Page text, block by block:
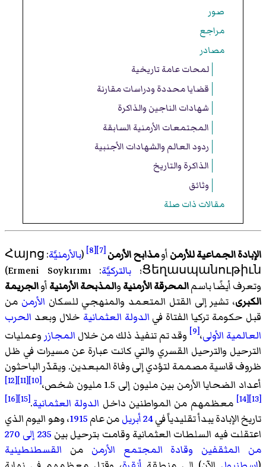
صور
مراجع
مصادر
لمحات عامة تاريخية
قضايا محددة ودراسات مقارنة
شهادات الناجين والذاكرة
المجتمعات الأرمنية السابقة
ردود العالم والشهادات الأجنبية
الذاكرة والتاريخ
وثائق
مقالات ذات صلة
الإبادة الجماعية للأرمنأومذابح الأرمن[7]
[8]
(بالأرمنيَّة : Հայոց
Ցեղասպանութիւն؛
بالتركيَّة
: Ermeni Soykırımı)
وتعرف أيضًا باسمالمحرقة الأرمنيةوالمذبحة الأرمنيةأوالجريمة
الكبرى، تشير إلى القتل المتعمد والمنهجي للسكان الأرمن من
قبل حكومة تركيا الفتاة في الدولة العثمانية خلال وبعد الحرب
العالمية الأولى،[9] وقد تم تنفيذ ذلك من خلال المجازر وعمليات
الترحيل والترحيل القسري والتي كانت عبارة عن مسيرات في ظل
ظروف قاسية مصممة لتؤدي إلى وفاة المبعدين. ويقدّر الباحثون
أعداد الضحايا الأرمن بين مليون إلى 1.5 مليون شخص،
[10]
[11]
[12]
[13]
[14] معظمهم من المواطنين داخل الدولة العثمانية.
[15]
[16]
تاريخ الإبادة يبدأ تقليدياً في24 أبريل من عام1915، وهو اليوم الذي
اعتقلت فيه السلطات العثمانية وقامت بترحيل بين
235 إلى 270
من المثقفين وقادة المجتمع الأرمن من القسطنطينية